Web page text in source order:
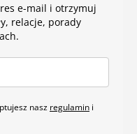
e-mail i otrzymuj
relacje, porady
nasz regulamin i